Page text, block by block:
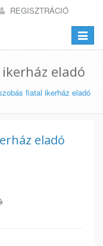
REGISZTRÁCIÓ
Toggle
eladó
fiatal ikerház eladó
eladó